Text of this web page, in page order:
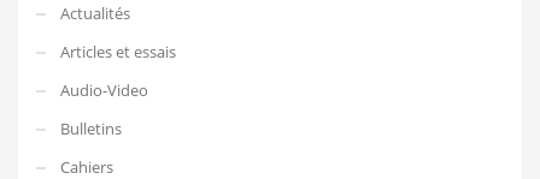
Actualités
Articles et essais
Audio-Video
Bulletins
Cahiers